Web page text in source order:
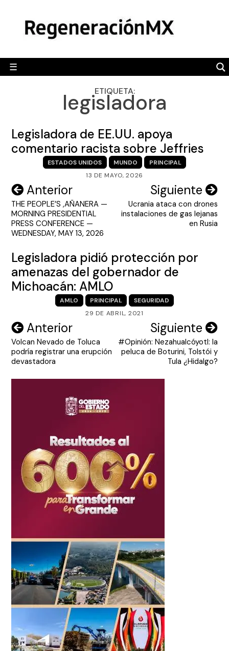
content
☰
POLÍTICA
CAMALEÓN
OPINIÓN
ENGLISH SECTION
VIDEOS
ETIQUETA:
legisladora
Legisladora de EE.UU. apoya
comentario racista sobre Jeffries
ESTADOS UNIDOS MUNDO
PRINCIPAL
13 DE MAYO, 2026
Navegación
de
entradas
Anterior
THE PEOPLE’S ,AÑANERA —
MORNING PRESIDENTIAL
PRESS CONFERENCE —
WEDNESDAY, MAY 13, 2026
Siguiente
Ucrania ataca con drones
instalaciones de gas lejanas
en Rusia
Legisladora pidió protección por
amenazas del gobernador de
Michoacán: AMLO
AMLO PRINCIPAL
SEGURIDAD
29 DE ABRIL, 2021
Navegación
de
entradas
Anterior
Volcan Nevado de Toluca
podría registrar una erupción
devastadora
Siguiente
#Opinión: Nezahualcóyotl: la
peluca de Boturini, Tolstói y
Tula ¿Hidalgo?